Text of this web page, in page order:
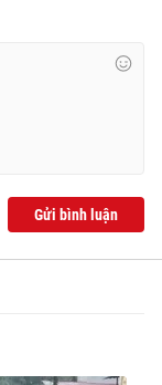
Gửi bình luận